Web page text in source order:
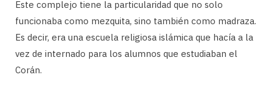
Este complejo tiene la particularidad que no solo
funcionaba como mezquita, sino también como madraza.
Es decir, era una escuela religiosa islámica que hacía a la
vez de internado para los alumnos que estudiaban el
Corán.